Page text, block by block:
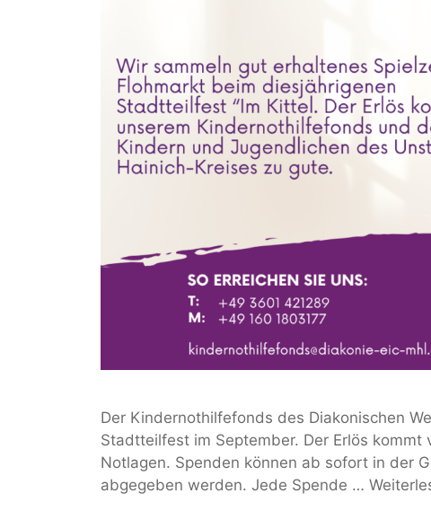
Der Kindernothilfefonds des Diakonischen
Stadtteilfest im September. Der Erlös
Notlagen. Spenden können ab sofort in der
abgegeben werden. Jede Spende …